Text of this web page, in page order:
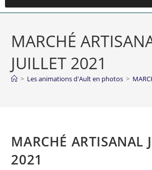
MARCHÉ
JUILLET 2021
> Les animations d'Ault en photos >
MARCHÉ ARTISANAL
2021